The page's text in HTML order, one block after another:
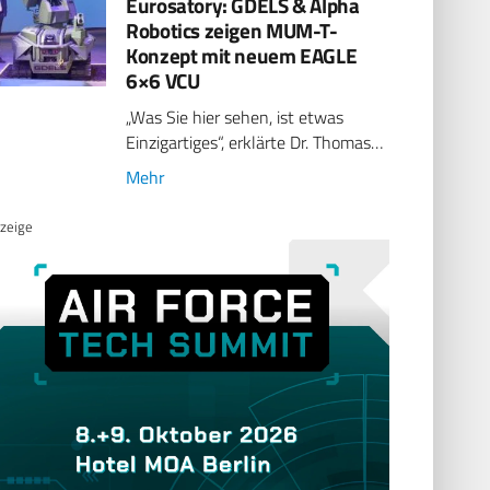
Robotics zeigen MUM-T-
Konzept mit neuem EAGLE
6×6 VCU
„Was Sie hier sehen, ist etwas
Einzigartiges“, erklärte Dr. Thomas…
Mehr